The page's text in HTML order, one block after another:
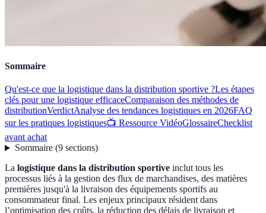
Sommaire
Qu'est-ce que la logistique dans la distribution sportive ?Les étapes
clés pour une logistique efficaceComparaison des méthodes de
distributionVerdictAnalyse des tendances logistiques en 2026FAQ
sur les pratiques logistiques📺 Ressource VidéoGlossaireChecklist
avant achat
Sommaire(9 sections)
La logistique dans la distribution sportive inclut tous les
processus liés à la gestion des flux de marchandises, des matières
premières jusqu'à la livraison des équipements sportifs au
consommateur final. Les enjeux principaux résident dans
l’optimisation des coûts, la réduction des délais de livraison et